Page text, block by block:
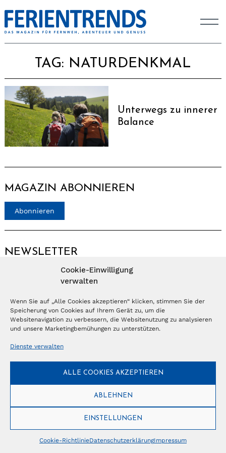
Cookie-Einwilligung
verwalten
Wenn Sie auf „Alle Cookies akzeptieren“ klicken, stimmen Sie der
Speicherung von Cookies auf Ihrem Gerät zu, um die
Websitenavigation zu verbessern, die Websitenutzung zu analysieren
und unsere Marketingbemühungen zu unterstützen.
Dienste verwalten
ALLE COOKIES AKZEPTIEREN
ABLEHNEN
EINSTELLUNGEN
Cookie-RichtlinieDatenschutzerklärungImpressum
TAG: NATURDENKMAL
Unterwegs zu innerer
Balance
MAGAZIN ABONNIEREN
Abonnieren
NEWSLETTER
© Copyright 2026 – Ferientrends // info@tlvg.ch// +41 31 300 30 85 //
Tourismus Lifestyle Verlag GmbH // Frohbergweg 1 - CH-3012 Bern //
Datenschutzerklärung//Impressum